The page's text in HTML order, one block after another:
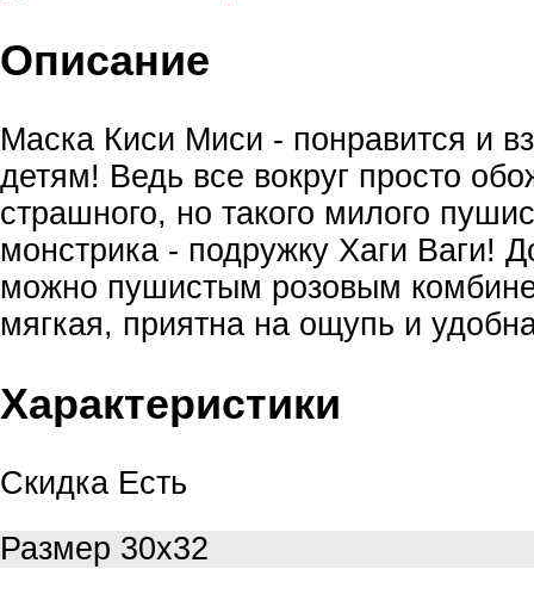
Описание
Маска Киси Миси - понравится и
детям! Ведь все вокруг просто
страшного, но такого милого
монстрика - подружку Хаги Ваги!
можно пушистым розовым
мягкая, приятна на ощупь и
Характеристики
Скидка Есть
Размер 30х32